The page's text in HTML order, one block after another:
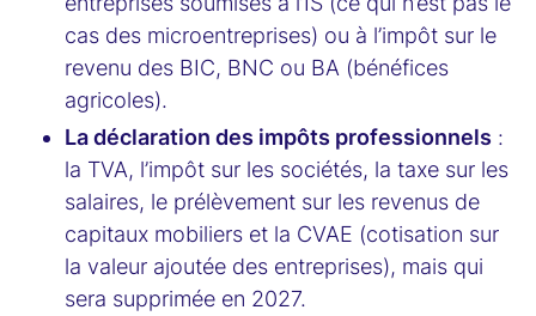
cas des microentreprises) ou à l’impôt sur le
revenu des BIC, BNC ou BA (bénéfices
agricoles).
La déclaration des impôts professionnels :
la TVA, l’impôt sur les sociétés, la taxe sur les
salaires, le prélèvement sur les revenus de
capitaux mobiliers et la CVAE (cotisation sur
la valeur ajoutée des entreprises), mais qui
sera supprimée en 2027.